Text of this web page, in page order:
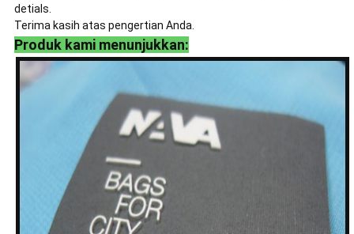
detials.
Terima kasih atas pengertian Anda.
Produk kami menunjukkan: